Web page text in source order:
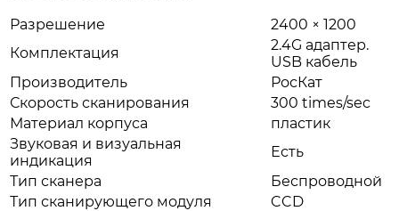
Разрешение
2400 × 1200
Комплектация
2.4G адаптер.
USB кабель
Производитель
РосКат
Скорость сканирования
300 times/sec
Материал корпуса
пластик
Звуковая и визуальная
индикация
Есть
Тип сканера
Беспроводной
Тип сканирующего модуля
CCD